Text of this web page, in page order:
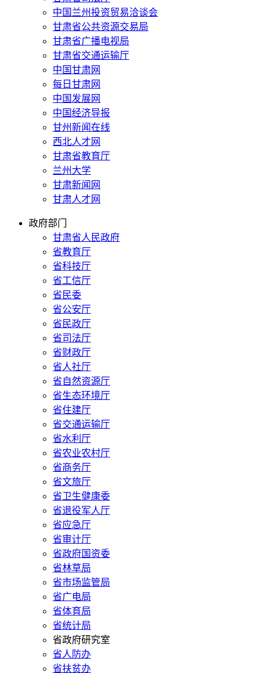
中国兰州投资贸易洽谈会
甘肃省公共资源交易局
甘肃省广播电视局
甘肃省交通运输厅
中国甘肃网
每日甘肃网
中国发展网
中国经济导报
甘州新闻在线
西北人才网
甘肃省教育厅
兰州大学
甘肃新闻网
甘肃人才网
政府部门
甘肃省人民政府
省教育厅
省科技厅
省工信厅
省民委
省公安厅
省民政厅
省司法厅
省财政厅
省人社厅
省自然资源厅
省生态环境厅
省住建厅
省交通运输厅
省水利厅
省农业农村厅
省商务厅
省文旅厅
省卫生健康委
省退役军人厅
省应急厅
省审计厅
省政府国资委
省林草局
省市场监管局
省广电局
省体育局
省统计局
省政府研究室
省人防办
省扶贫办